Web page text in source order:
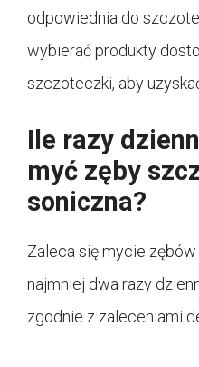
odpowiednia do
wybierać produkty
szczoteczki, aby
Ile razy
myć zęby
soniczna?
Zaleca się mycie
najmniej dwa razy
zgodnie z zaleceniami